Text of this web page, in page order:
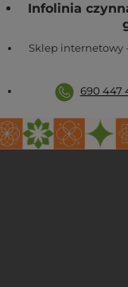
Infolinia
Sklep internetowy
690 447